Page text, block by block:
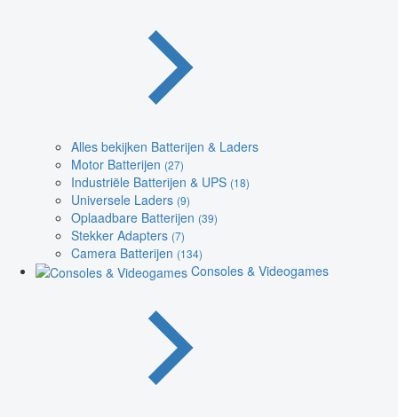
Alles bekijken Batterijen & Laders
Motor Batterijen (27)
Industriële Batterijen & UPS (18)
Universele Laders (9)
Oplaadbare Batterijen (39)
Stekker Adapters (7)
Camera Batterijen (134)
Consoles & Videogames